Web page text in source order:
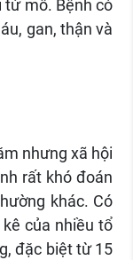
tử mô. Bệnh có
gan, thận và
nhưng xã hội
rất khó đoán
khác. Có
của nhiều tổ
đặc biệt từ 15